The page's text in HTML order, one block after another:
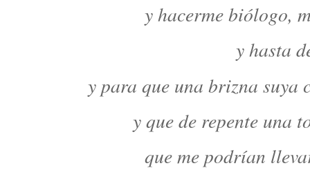
y hacerme biólogo,
y hasta
y para que una brizna suya
y que de repente una
que me podrían